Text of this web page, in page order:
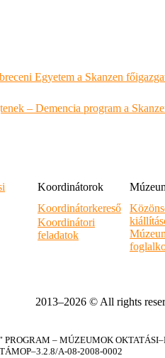
Egyetem a Skanzen
– Demencia program a
Koordinátorok
Koordinátorkereső
Koordinátori
feladatok
2013–2026 © All rights
– MÚZEUMOK
A-08-2008-0002